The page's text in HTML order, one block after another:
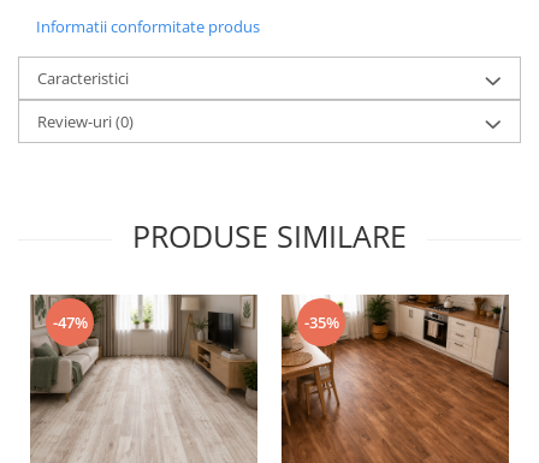
Informatii conformitate produs
Caracteristici
Review-uri(0)
PRODUSE SIMILARE
-47% -35%